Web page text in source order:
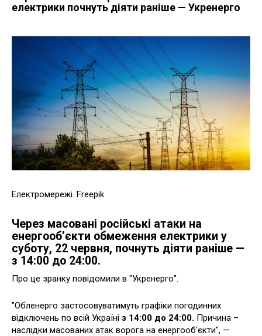
електрики почнуть діяти раніше — Укренерго
Електромережі. Freepik
Через масовані російські атаки на
енергооб’єкти обмеження електрики у
суботу, 22 червня, почнуть діяти раніше —
з 14:00 до 24:00.
Про це зранку повідомили в "Укренерго".
"Обленерго застосовуватимуть графіки погодинних
відключень по всій Україні з 14:00 до 24:00. Причина –
наслідки масованих атак ворога на енергооб’єкти", —